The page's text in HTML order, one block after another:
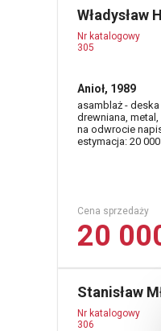
Władysław
Nr katalogowy
305
Anioł, 1989
asamblaż -
drewniana, metal,
na odwrocie
estymacja: 20 000
Cena sprzedaży
20
Stanisław
Nr katalogowy
306